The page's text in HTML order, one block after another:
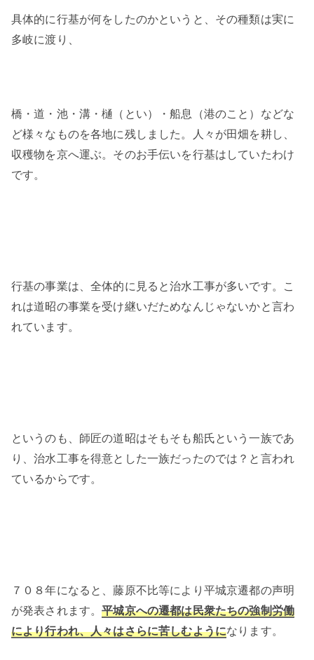
具体的に行基が何をしたのかというと、その種類は実に
多岐に渡り、
橋・道・池・溝・樋（とい）・船息（港のこと）などな
ど様々なものを各地に残しました。人々が田畑を耕し、
収穫物を京へ運ぶ。そのお手伝いを行基はしていたわけ
です。
行基の事業は、全体的に見ると治水工事が多いです。こ
れは道昭の事業を受け継いだためなんじゃないかと言わ
れています。
というのも、師匠の道昭はそもそも船氏という一族であ
り、治水工事を得意とした一族だったのでは？と言われ
ているからです。
７０８年になると、藤原不比等により平城京遷都の声明
が発表されます。平城京への遷都は民衆たちの強制労働
により行われ、人々はさらに苦しむようになります。